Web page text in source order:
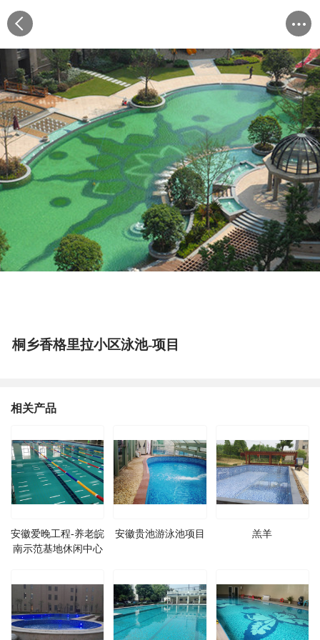
桐乡香格里拉小区泳池-项目
相关产品
安徽爱晚工程-养老皖
南示范基地休闲中心
安徽贵池游泳池项目 羔羊